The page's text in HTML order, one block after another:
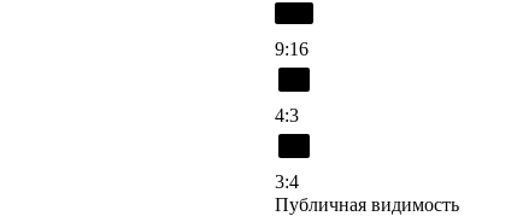
9:16
4:3
3:4
Публичная видимость